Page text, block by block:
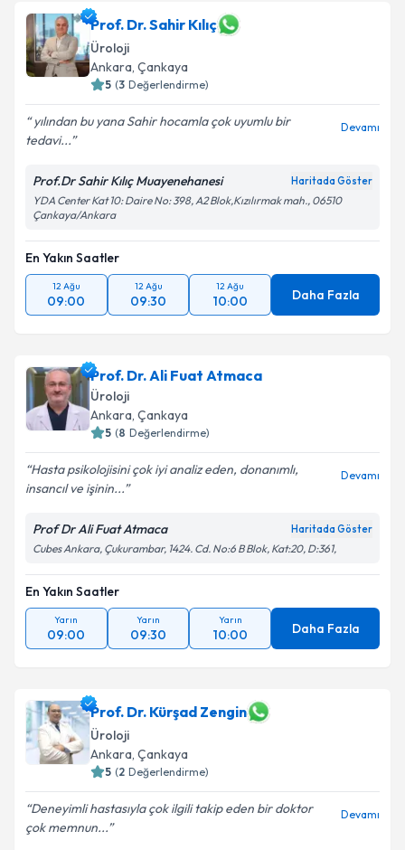
Prof. Dr. Sahir Kılıç
Üroloji
Ankara, Çankaya
5 (3 Değerlendirme)
yılından bu yana Sahir hocamla çok uyumlu bir
tedavi...
Devamı
Prof.Dr Sahir Kılıç Muayenehanesi Haritada Göster
YDA Center Kat 10: Daire No: 398, A2 Blok,Kızılırmak mah., 06510
Çankaya/Ankara
En Yakın Saatler
12 Ağu
09:00
12 Ağu
09:30
12 Ağu
10:00 Daha Fazla
Prof. Dr. Ali Fuat Atmaca
Üroloji
Ankara, Çankaya
5 (8 Değerlendirme)
Hasta psikolojisini çok iyi analiz eden, donanımlı,
insancıl ve işinin...
Devamı
Prof Dr Ali Fuat Atmaca Haritada Göster
Cubes Ankara, Çukurambar, 1424. Cd. No:6 B Blok, Kat:20, D:361,
En Yakın Saatler
Yarın
09:00
Yarın
09:30
Yarın
10:00 Daha Fazla
Prof. Dr. Kürşad Zengin
Üroloji
Ankara, Çankaya
5 (2 Değerlendirme)
Deneyimli hastasıyla çok ilgili takip eden bir doktor
çok memnun...
Devamı